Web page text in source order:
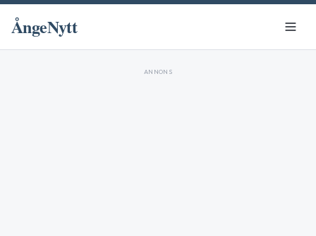
ÅngeNytt
ANNONS